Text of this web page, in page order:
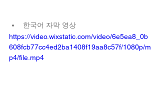
한국어 자막 영상
https://video.wixstatic.com/video/6e5ea8_0b
608fcb77cc4ed2ba1408f19aa8c57f/1080p/m
p4/file.mp4